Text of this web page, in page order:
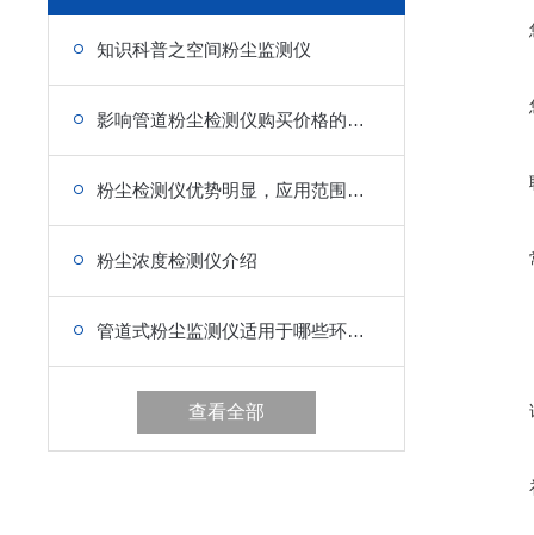
知识科普之空间粉尘监测仪
影响管道粉尘检测仪购买价格的有哪些方面
粉尘检测仪优势明显，应用范围广泛
粉尘浓度检测仪介绍
管道式粉尘监测仪适用于哪些环境监测
查看全部